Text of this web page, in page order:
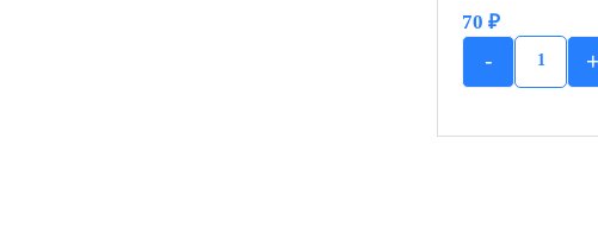
70 ₽
Quantity
- +